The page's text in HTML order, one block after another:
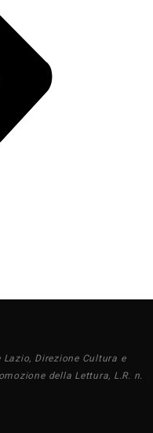
Direzione Cultura e
della Lettura, L.R. n.